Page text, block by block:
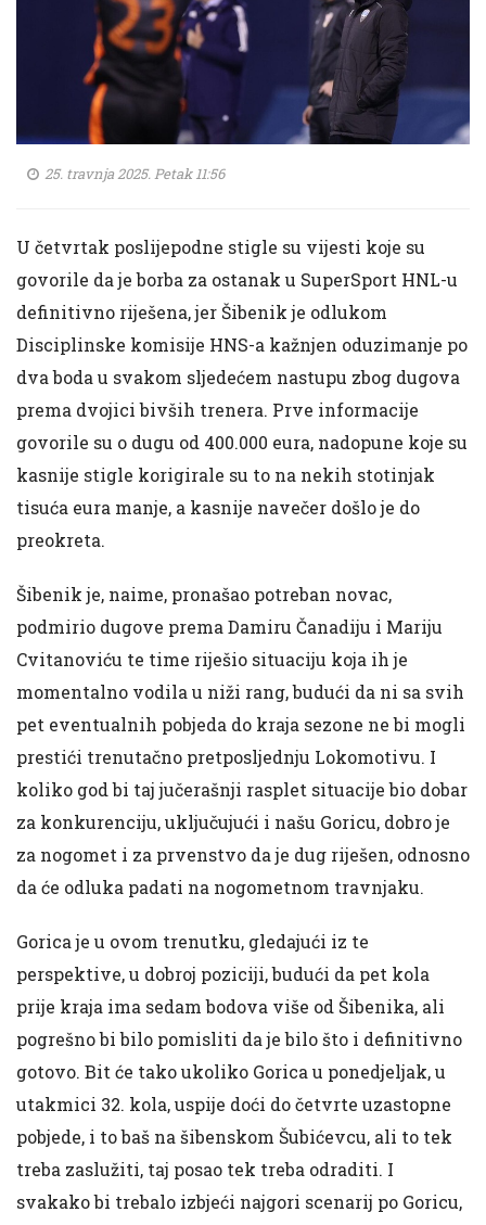
25. travnja 2025. Petak 11:56
U četvrtak poslijepodne stigle su vijesti koje su
govorile da je borba za ostanak u SuperSport HNL-u
definitivno riješena, jer Šibenik je odlukom
Disciplinske komisije HNS-a kažnjen oduzimanje po
dva boda u svakom sljedećem nastupu zbog dugova
prema dvojici bivših trenera. Prve informacije
govorile su o dugu od 400.000 eura, nadopune koje su
kasnije stigle korigirale su to na nekih stotinjak
tisuća eura manje, a kasnije navečer došlo je do
preokreta.
Šibenik je, naime, pronašao potreban novac,
podmirio dugove prema Damiru Čanadiju i Mariju
Cvitanoviću te time riješio situaciju koja ih je
momentalno vodila u niži rang, budući da ni sa svih
pet eventualnih pobjeda do kraja sezone ne bi mogli
prestići trenutačno pretposljednju Lokomotivu. I
koliko god bi taj jučerašnji rasplet situacije bio dobar
za konkurenciju, uključujući i našu Goricu, dobro je
za nogomet i za prvenstvo da je dug riješen, odnosno
da će odluka padati na nogometnom travnjaku.
Gorica je u ovom trenutku, gledajući iz te
perspektive, u dobroj poziciji, budući da pet kola
prije kraja ima sedam bodova više od Šibenika, ali
pogrešno bi bilo pomisliti da je bilo što i definitivno
gotovo. Bit će tako ukoliko Gorica u ponedjeljak, u
utakmici 32. kola, uspije doći do četvrte uzastopne
pobjede, i to baš na šibenskom Šubićevcu, ali to tek
treba zaslužiti, taj posao tek treba odraditi. I
svakako bi trebalo izbjeći najgori scenarij po Goricu,